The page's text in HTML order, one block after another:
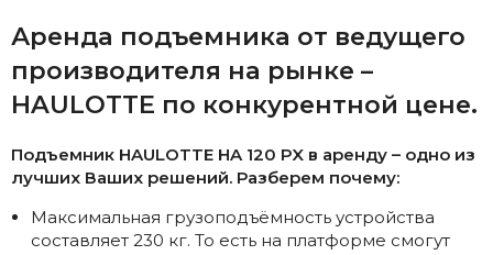
Аренда подъемника от ведущего
производителя на рынке –
HAULOTTE по конкурентной цене.
Подъемник HAULOTTE HA 120 PX в аренду – одно из
лучших Ваших решений. Разберем почему:
Максимальная грузоподъёмность устройства
составляет 230 кг. То есть на платформе смогут